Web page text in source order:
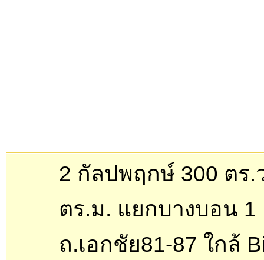
2 กัลปพฤกษ์ 300 ตร.
ตร.ม. แยกบางบอน 1
ถ.เอกชัย81-87 ใกล้